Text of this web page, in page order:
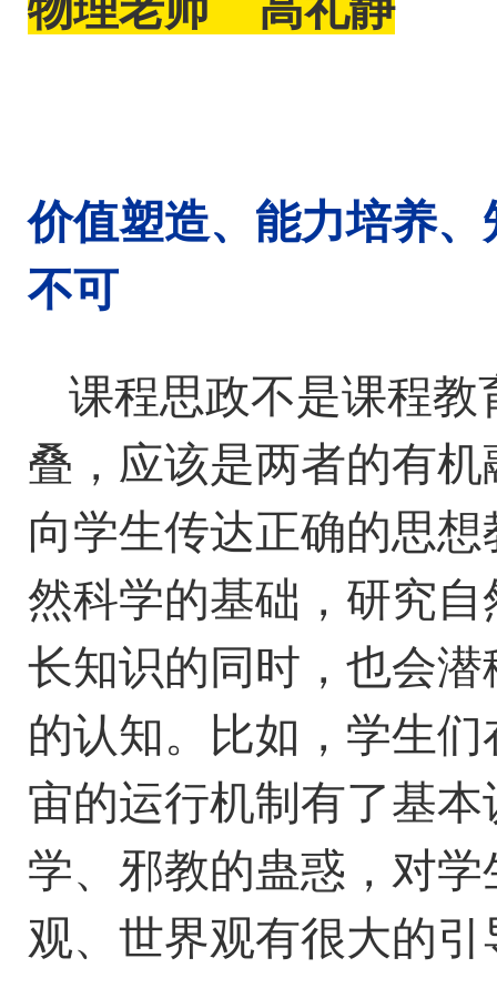
价值塑造、能力培养、
不可
课程思政不是课程
叠，应该是两者的有
向学生传达正确的思
然科学的基础， 研究自
长知识的同时，也会
的认知。比如，学生
宙的运行机制有了基本
学、邪教的蛊惑， 对学
观、世界观有很大的引